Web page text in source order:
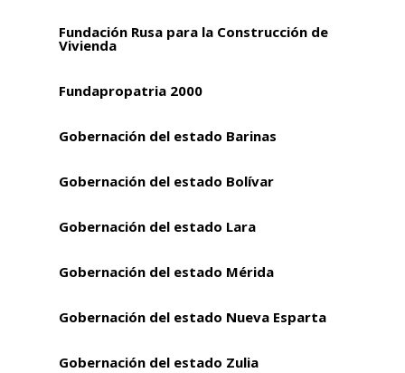
Fundación Rusa para la Construcción de
Vivienda
Fundapropatria 2000
Gobernación del estado Barinas
Gobernación del estado Bolívar
Gobernación del estado Lara
Gobernación del estado Mérida
Gobernación del estado Nueva Esparta
Gobernación del estado Zulia